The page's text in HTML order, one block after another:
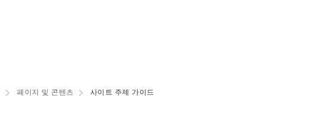
페이지 및 콘텐츠 사이트 주제 가이드